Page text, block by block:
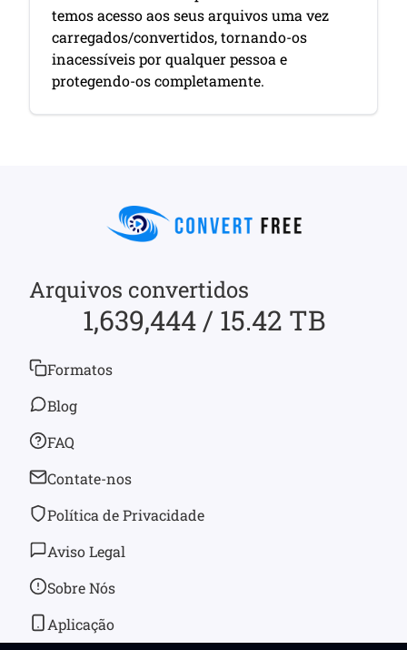
temos acesso aos seus arquivos uma vez
carregados/convertidos, tornando-os
inacessíveis por qualquer pessoa e
protegendo-os completamente.
Arquivos convertidos
1,639,444 / 15.42 TB
Formatos
Blog
FAQ
Contate-nos
Política de Privacidade
Aviso Legal
Sobre Nós
Aplicação